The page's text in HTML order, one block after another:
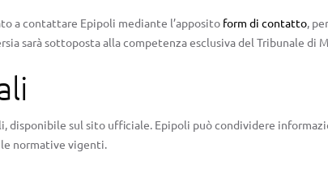
a contattare Epipoli mediante l’apposito form di contatto,
sarà sottoposta alla competenza esclusiva del Tribunale di
sul sito ufficiale. Epipoli può condividere
normative vigenti.